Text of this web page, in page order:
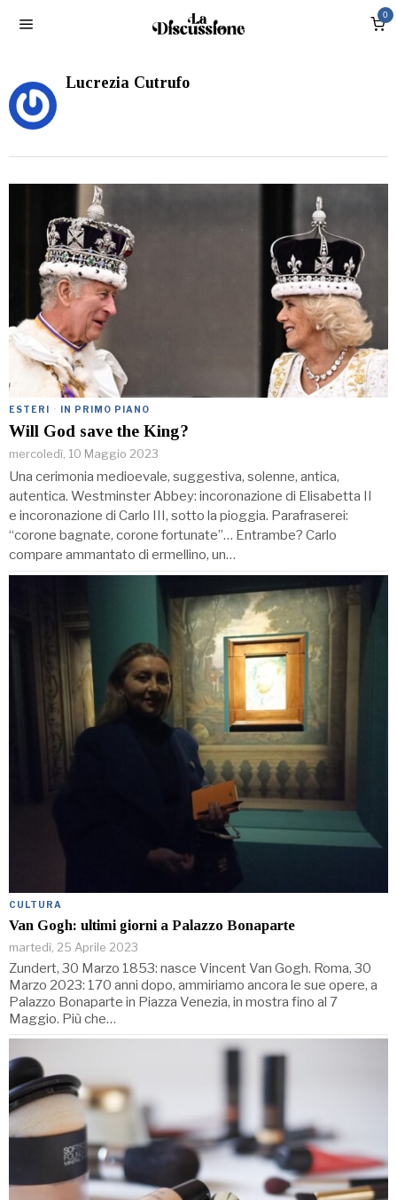
0
Lucrezia Cutrufo
ESTERI · IN PRIMO PIANO
Will God save the King?
mercoledì, 10 Maggio 2023
Una cerimonia medioevale, suggestiva, solenne, antica,
autentica. Westminster Abbey: incoronazione di Elisabetta II
e incoronazione di Carlo III, sotto la pioggia. Parafraserei:
“corone bagnate, corone fortunate”… Entrambe? Carlo
compare ammantato di ermellino, un…
CULTURA
Van Gogh: ultimi giorni a Palazzo Bonaparte
martedì, 25 Aprile 2023
Zundert, 30 Marzo 1853: nasce Vincent Van Gogh. Roma, 30
Marzo 2023: 170 anni dopo, ammiriamo ancora le sue opere, a
Palazzo Bonaparte in Piazza Venezia, in mostra fino al 7
Maggio. Più che…